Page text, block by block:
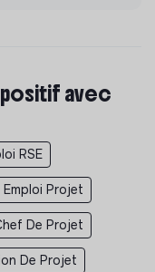
positif avec
RSE
Emploi Projet
De Projet
De Projet